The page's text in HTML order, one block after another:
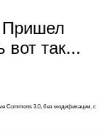
Пришел
так...
Commons 3.0, без модификации, с